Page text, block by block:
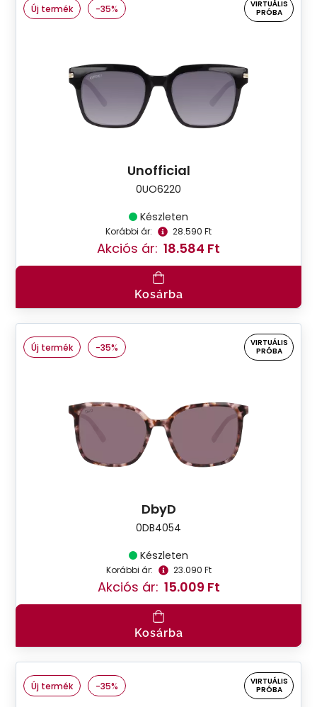
Új termék -35%
VIRTUÁLIS
PRÓBA
Unofficial
0UO6220
Készleten
Korábbi ár: 28.590 Ft
Akciós ár: 18.584 Ft
Kosárba
Új termék -35%
VIRTUÁLIS
PRÓBA
DbyD
0DB4054
Készleten
Korábbi ár: 23.090 Ft
Akciós ár: 15.009 Ft
Kosárba
Új termék -35%
VIRTUÁLIS
PRÓBA